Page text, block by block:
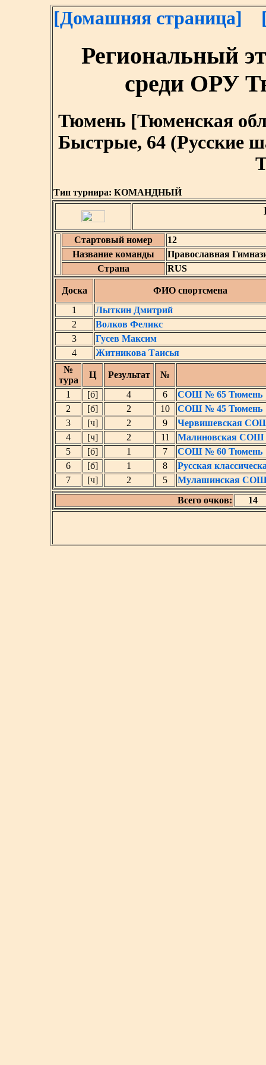
[Домашняя страница]
Региональный
среди ОРУ
Тюмень [Тюменская
Быстрые, 64 (Русские
Тип турнира: КОМАНДНЫЙ
Стартовый номер
12
Название команды
Православная
Страна
RUS
Доска
ФИО спортсмена
1
Лыткин Дмитрий
2
Волков Феликс
3
Гусев Максим
4
Житникова Таисья
№
тура
Ц Результат
№
1
[б] 4 6
СОШ № 65 Тюмень
2
[б] 2 10
СОШ № 45 Тюмень
3
[ч] 2 9
Червишевская
4
[ч] 2 11
Малиновская
5
[б] 1 7
СОШ № 60 Тюмень
6
[б] 1 8
Русская
7
[ч] 2 5
Мулашинская
Всего очков:
14